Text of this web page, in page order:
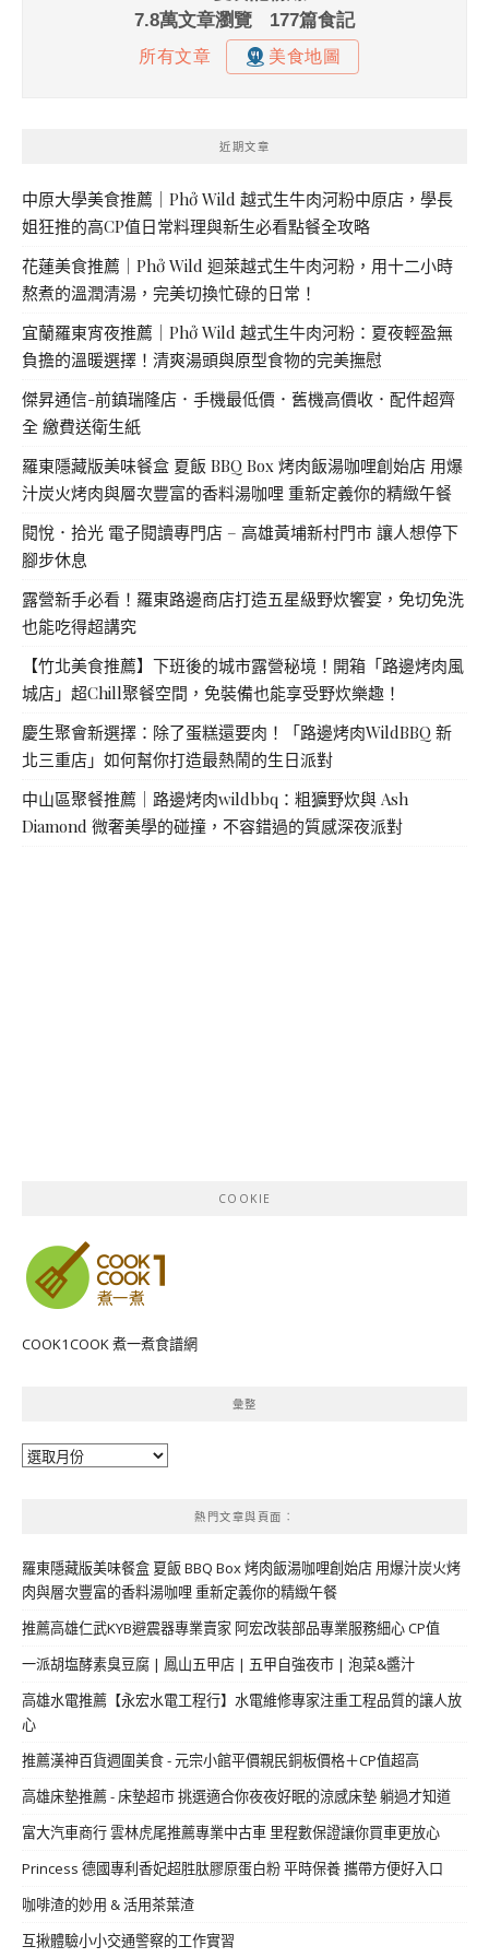
近期文章
中原大學美食推薦｜Phở Wild 越式生牛肉河粉中原店，學長
姐狂推的高CP值日常料理與新生必看點餐全攻略
花蓮美食推薦｜Phở Wild 迴萊越式生牛肉河粉，用十二小時
熬煮的溫潤清湯，完美切換忙碌的日常！
宜蘭羅東宵夜推薦｜Phở Wild 越式生牛肉河粉：夏夜輕盈無
負擔的溫暖選擇！清爽湯頭與原型食物的完美撫慰
傑昇通信-前鎮瑞隆店．手機最低價．舊機高價收．配件超齊
全 繳費送衛生紙
羅東隱藏版美味餐盒 夏飯 BBQ Box 烤肉飯湯咖哩創始店 用爆
汁炭火烤肉與層次豐富的香料湯咖哩 重新定義你的精緻午餐
閱悅．拾光 電子閱讀專門店 – 高雄黃埔新村門市 讓人想停下
腳步休息
露營新手必看！羅東路邊商店打造五星級野炊饗宴，免切免洗
也能吃得超講究
【竹北美食推薦】下班後的城市露營秘境！開箱「路邊烤肉風
城店」超Chill聚餐空間，免裝備也能享受野炊樂趣！
慶生聚會新選擇：除了蛋糕還要肉！「路邊烤肉WildBBQ 新
北三重店」如何幫你打造最熱鬧的生日派對
中山區聚餐推薦｜路邊烤肉wildbbq：粗獷野炊與 Ash
Diamond 微奢美學的碰撞，不容錯過的質感深夜派對
COOKIE
COOK1COOK 煮一煮食譜網
彙整
彙
熱門文章與頁面︰
羅東隱藏版美味餐盒 夏飯 BBQ Box 烤肉飯湯咖哩創始店 用爆汁炭火烤
肉與層次豐富的香料湯咖哩 重新定義你的精緻午餐
推薦高雄仁武KYB避震器專業賣家 阿宏改裝部品專業服務細心 CP值
一派胡塩酵素臭豆腐 | 鳳山五甲店 | 五甲自強夜市 | 泡菜&醬汁
高雄水電推薦【永宏水電工程行】水電維修專家注重工程品質的讓人放
心
推薦漢神百貨週圍美食 - 元宗小館平價親民銅板價格＋CP值超高
高雄床墊推薦 - 床墊超市 挑選適合你夜夜好眠的涼感床墊 躺過才知道
富大汽車商行 雲林虎尾推薦專業中古車 里程數保證讓你買車更放心
Princess 德國專利香妃超胜肽膠原蛋白粉 平時保養 攜帶方便好入口
咖啡渣的妙用 & 活用茶葉渣
互揪體驗小小交通警察的工作實習